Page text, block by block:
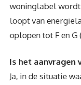
woninglabel
loopt van
oplopen tot F en G
Is het aanvragen
Ja, in de situatie